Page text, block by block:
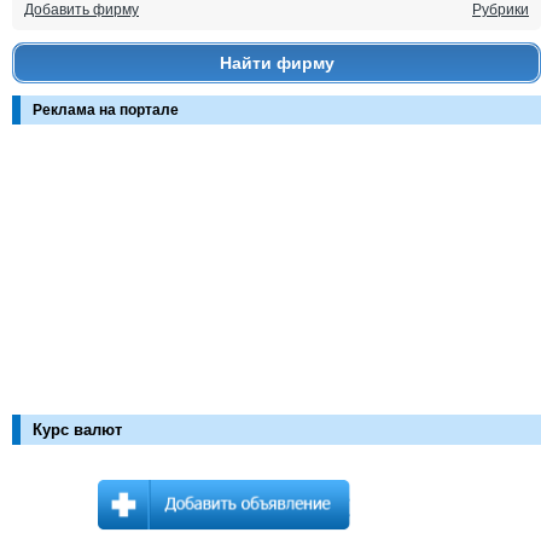
Добавить фирму Рубрики
Найти фирму
Реклама на портале
Курс валют